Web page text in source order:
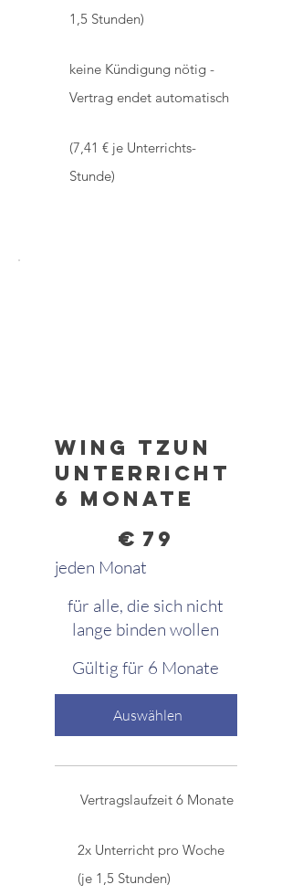
1,5 Stunden)
keine Kündigung nötig -
Vertrag endet automatisch
(7,41 € je Unterrichts-
Stunde)
Wing Tzun
Unterricht
6 Monate
€ 79
jeden Monat
für alle, die sich nicht
lange binden wollen
Gültig für 6 Monate
Auswählen
Vertragslaufzeit 6 Monate
2x Unterricht pro Woche
(je 1,5 Stunden)